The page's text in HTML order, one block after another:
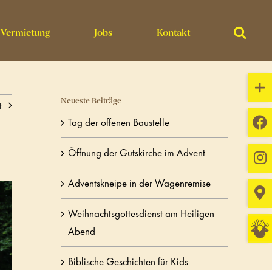
Vermietung Jobs Kontakt
Neueste Beiträge
Tag der offenen Baustelle
Öffnung der Gutskirche im Advent
Adventskneipe in der Wagenremise
Weihnachtsgottesdienst am Heiligen
Abend
Biblische Geschichten für Kids
Bar
Area